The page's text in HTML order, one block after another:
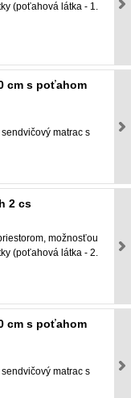
(poťahová látka - 1.
cm s poťahom
matrac s
2 cs
možnosťou
(poťahová látka - 2.
cm s poťahom
matrac s